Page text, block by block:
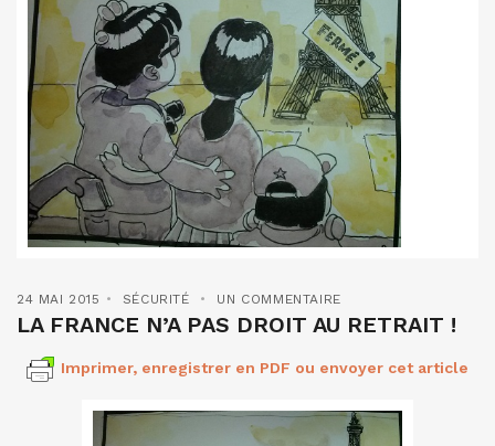
24 MAI 2015 SÉCURITÉ UN COMMENTAIRE
LA FRANCE N’A PAS DROIT AU RETRAIT !
Imprimer, enregistrer en PDF ou envoyer cet article